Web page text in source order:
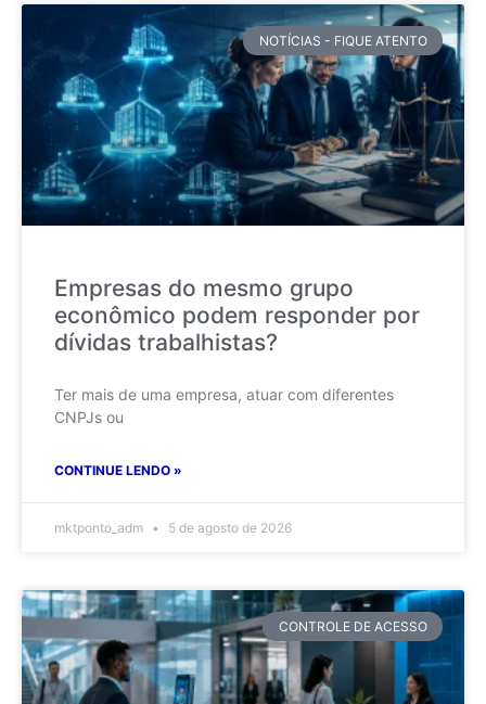
NOTÍCIAS - FIQUE ATENTO
Empresas do mesmo grupo
econômico podem responder por
dívidas trabalhistas?
Ter mais de uma empresa, atuar com diferentes
CNPJs ou
CONTINUE LENDO »
mktponto_adm 5 de agosto de 2026
CONTROLE DE ACESSO